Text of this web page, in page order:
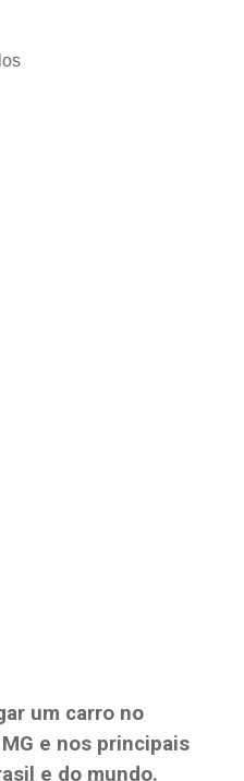
um carro no
e nos principais
e do mundo.